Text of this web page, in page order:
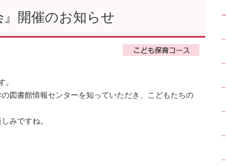
開催のお知らせ
。
図書館情報センターを知っていただき、こどもたちの
みですね。